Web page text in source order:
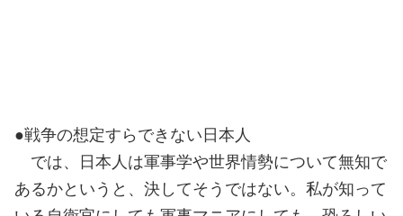
●戦争の想定すらできない日本人
では、日本人は軍事学や世界情勢について無知で
あるかというと、決してそうではない。私が知って